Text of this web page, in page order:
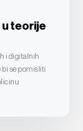
u teorije
i digitalnih
se pomisliti